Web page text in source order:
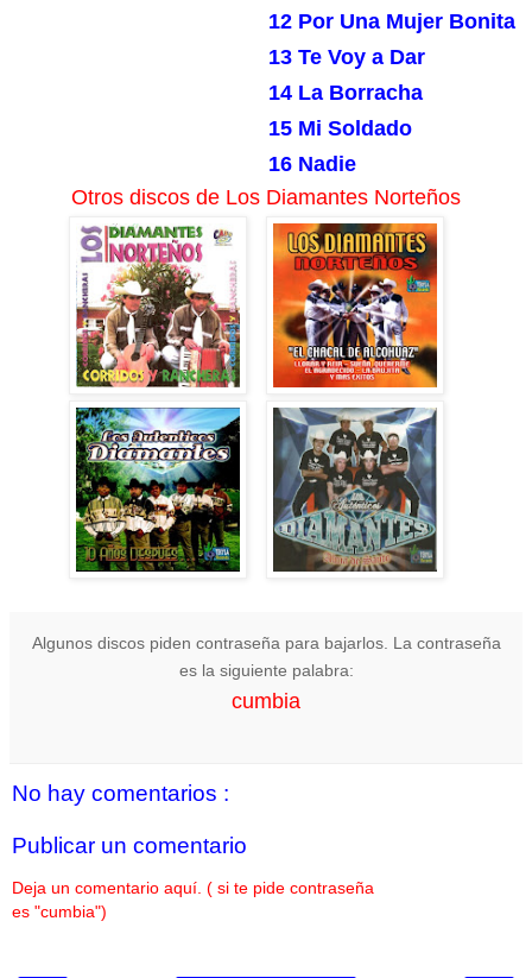
12 Por Una Mujer Bonita
13 Te Voy a Dar
14 La Borracha
15 Mi Soldado
16 Nadie
Otros discos de Los Diamantes Norteños
Algunos discos piden contraseña para bajarlos. La contraseña
es la siguiente palabra:
cumbia
No hay comentarios :
Publicar un comentario
Deja un comentario aquí. ( si te pide contraseña
es "cumbia")